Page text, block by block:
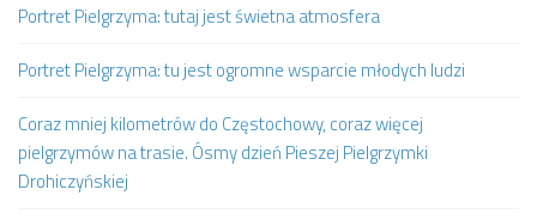
Portret Pielgrzyma: tutaj jest świetna atmosfera
Portret Pielgrzyma: tu jest ogromne wsparcie młodych ludzi
Coraz mniej kilometrów do Częstochowy, coraz więcej
pielgrzymów na trasie. Ósmy dzień Pieszej Pielgrzymki
Drohiczyńskiej